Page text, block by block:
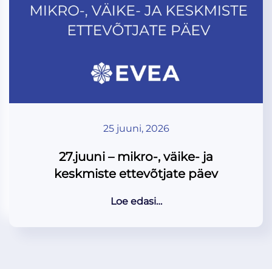
25 juuni, 2026
27.juuni – mikro-, väike- ja
keskmiste ettevõtjate päev
Loe edasi…